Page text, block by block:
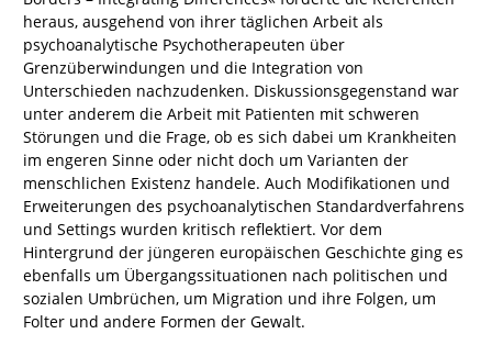
heraus, ausgehend von ihrer täglichen Arbeit als
psychoanalytische Psychotherapeuten über
Grenzüberwindungen und die Integration von
Unterschieden nachzudenken. Diskussionsgegenstand war
unter anderem die Arbeit mit Patienten mit schweren
Störungen und die Frage, ob es sich dabei um Krankheiten
im engeren Sinne oder nicht doch um Varianten der
menschlichen Existenz handele. Auch Modifikationen und
Erweiterungen des psychoanalytischen Standardverfahrens
und Settings wurden kritisch reflektiert. Vor dem
Hintergrund der jüngeren europäischen Geschichte ging es
ebenfalls um Übergangssituationen nach politischen und
sozialen Umbrüchen, um Migration und ihre Folgen, um
Folter und andere Formen der Gewalt.